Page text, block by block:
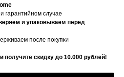
гарантийном случае
и упаковываем перед
после покупки
скидку до 10.000 рублей!